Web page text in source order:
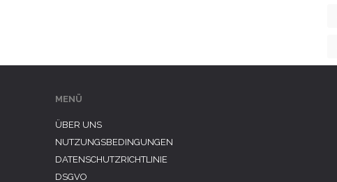
MENÜ
ÜBER UNS
NUTZUNGSBEDINGUNGEN
DATENSCHUTZRICHTLINIE
DSGVO